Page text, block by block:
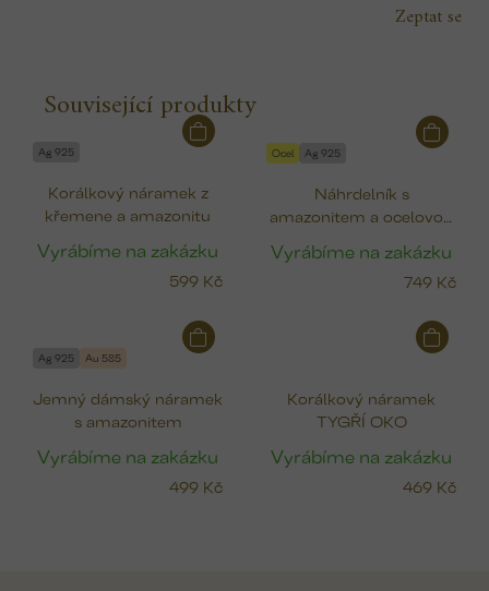
Zeptat se
Související produkty
Ag 925
Korálkový náramek z
křemene a amazonitu
Vyrábíme na zakázku
599 Kč
Ocel Ag 925
Náhrdelník s
amazonitem a ocelovou
Vyrábíme na zakázku
749 Kč
Ag 925 Au 585
Jemný dámský náramek
s amazonitem
Vyrábíme na zakázku
499 Kč
Korálkový náramek
TYGŘÍ OKO
Vyrábíme na zakázku
469 Kč